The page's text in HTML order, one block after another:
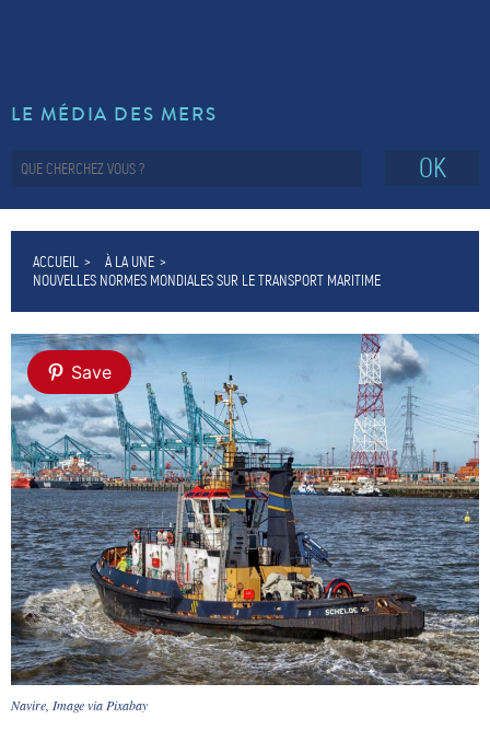
LE MÉDIA DES MERS
OK
ACCUEIL
À LA UNE
NOUVELLES NORMES MONDIALES SUR LE TRANSPORT MARITIME
Save
Navire, Image via Pixabay